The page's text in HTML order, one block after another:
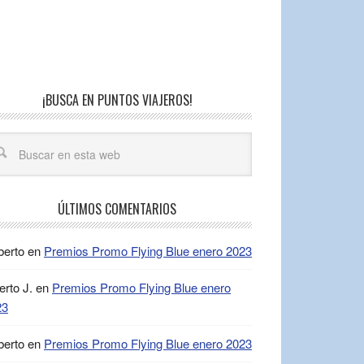
¡BUSCA EN PUNTOS VIAJEROS!
ÚLTIMOS COMENTARIOS
en Premios Promo Flying Blue enero 2023
J. en Premios Promo Flying Blue enero
en Premios Promo Flying Blue enero 2023